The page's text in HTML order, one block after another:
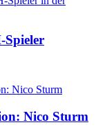
Spieler
Nico Sturm